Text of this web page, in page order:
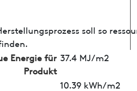
soll so
Energie für
Produkt
37.4 MJ/m2
10.39 kWh/m2